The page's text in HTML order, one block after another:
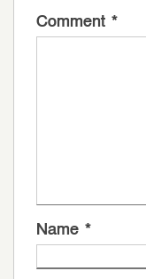
Comment *
Name *